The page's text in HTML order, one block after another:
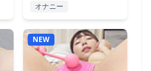
オナニー
NEW